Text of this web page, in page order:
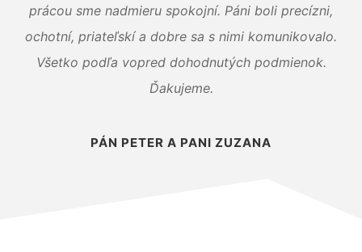
prácou sme nadmieru spokojní. Páni boli precízni,
ochotní, priateľskí a dobre sa s nimi komunikovalo.
Všetko podľa vopred dohodnutých podmienok.
Ďakujeme.
PÁN PETER A PANI ZUZANA